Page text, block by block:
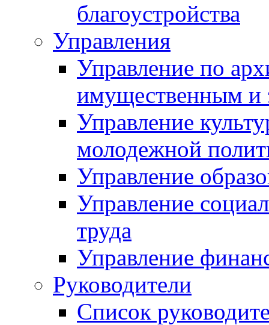
благоустройства
Управления
Управление по
имущественным и
Управление
молодежной
Управление
Управление
труда
Управление
Руководители
Список